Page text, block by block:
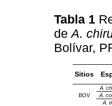
Tabla 1
deA.
Bolívar,
Sitios
BOV
A.
A.
A.